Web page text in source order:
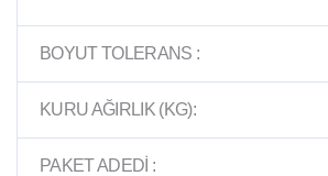
BOYUT TOLERANS :
KURU AĞIRLIK (KG):
PAKET ADEDİ :